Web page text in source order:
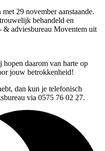
29 november aanstaande.
behandeld en
& adviesbureau Moventem uit
daarom van harte op
jouw betrokkenheid!
dan kun je telefonisch
via 0575 76 02 27.